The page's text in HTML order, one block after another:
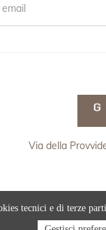
Via della
tecnici e di terze